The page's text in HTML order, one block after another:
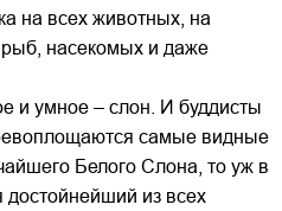
на всех животных, на
насекомых и даже
и умное – слон. И буддисты
самые видные
Белого Слона, то уж в
достойнейший из всех